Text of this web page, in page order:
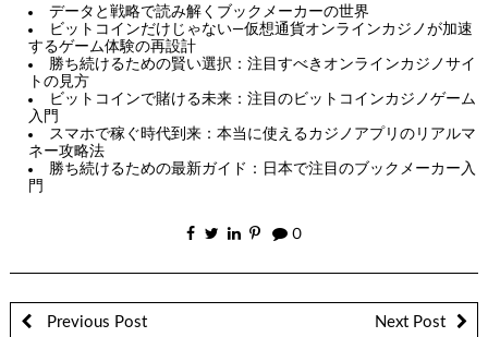
データと戦略で読み解くブックメーカーの世界
ビットコインだけじゃない—仮想通貨オンラインカジノが加速
するゲーム体験の再設計
勝ち続けるための賢い選択：注目すべきオンラインカジノサイ
トの見方
ビットコインで賭ける未来：注目のビットコインカジノゲーム
入門
スマホで稼ぐ時代到来：本当に使えるカジノアプリのリアルマ
ネー攻略法
勝ち続けるための最新ガイド：日本で注目のブックメーカー入
門
0
Previous Post Next Post